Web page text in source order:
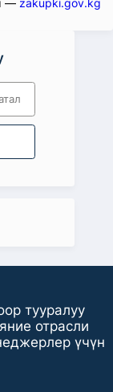
— zakupki.gov.kg
тууралуу
отрасли
үчүн